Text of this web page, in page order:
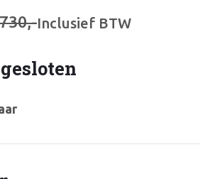
Inclusief BTW